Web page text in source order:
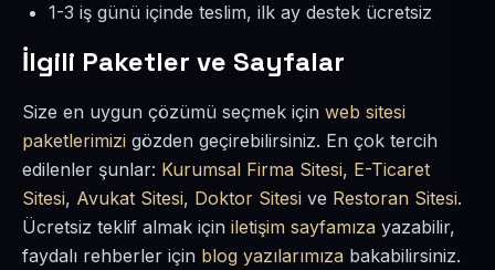
1-3 iş günü içinde teslim, ilk ay destek ücretsiz
İlgili Paketler ve Sayfalar
Size en uygun çözümü seçmek için web sitesi
paketlerimizi gözden geçirebilirsiniz. En çok tercih
edilenler şunlar: Kurumsal Firma Sitesi, E-Ticaret
Sitesi, Avukat Sitesi, Doktor Sitesi ve Restoran Sitesi.
Ücretsiz teklif almak için iletişim sayfamıza yazabilir,
faydalı rehberler için blog yazılarımıza bakabilirsiniz.